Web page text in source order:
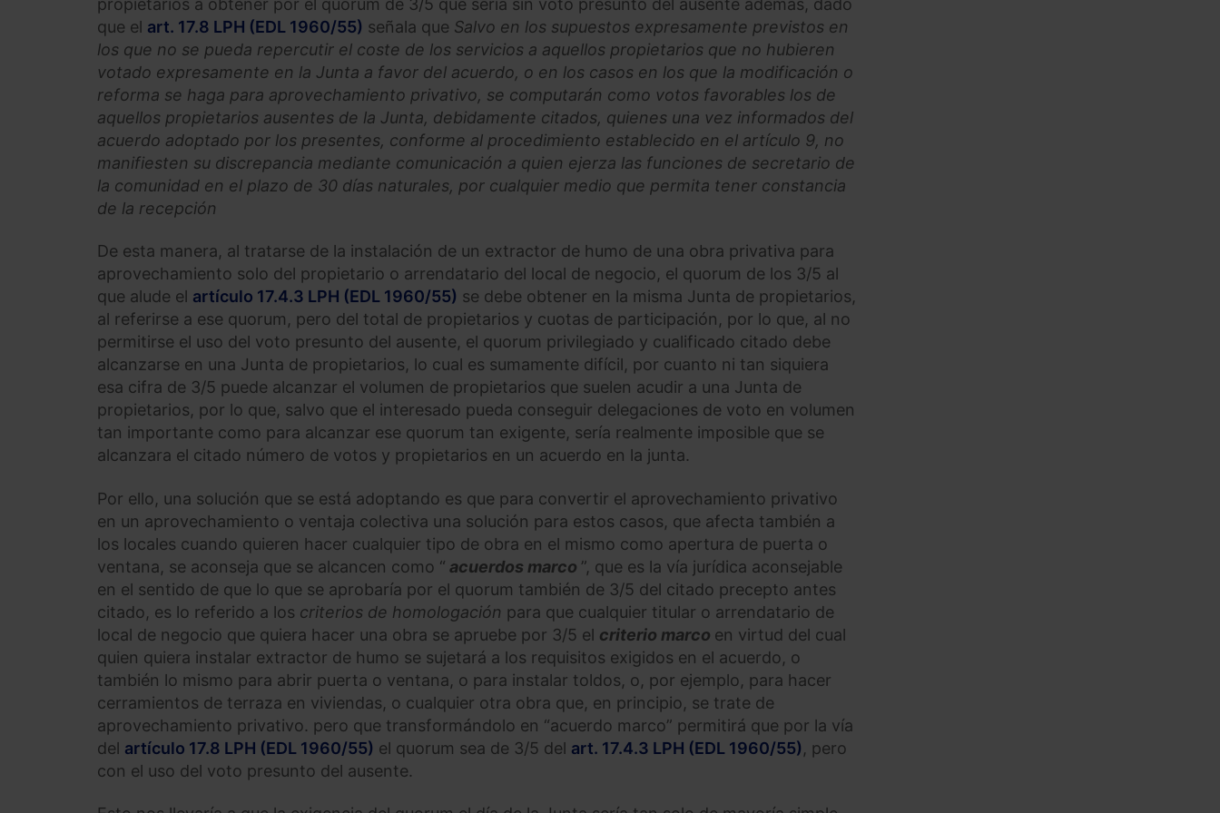
propietarios a obtener por el quorum de 3/5 que sería sin voto presunto del ausente además, dado
que el art. 17.8 LPH (EDL 1960/55) señala que Salvo en los supuestos expresamente previstos en
los que no se pueda repercutir el coste de los servicios a aquellos propietarios que no hubieren
votado expresamente en la Junta a favor del acuerdo, o en los casos en los que la modificación o
reforma se haga para aprovechamiento privativo, se computarán como votos favorables los de
aquellos propietarios ausentes de la Junta, debidamente citados, quienes una vez informados del
acuerdo adoptado por los presentes, conforme al procedimiento establecido en el artículo 9, no
manifiesten su discrepancia mediante comunicación a quien ejerza las funciones de secretario de
la comunidad en el plazo de 30 días naturales, por cualquier medio que permita tener constancia
de la recepción
De esta manera, al tratarse de la instalación de un extractor de humo de una obra privativa para
aprovechamiento solo del propietario o arrendatario del local de negocio, el quorum de los 3/5 al
que alude el artículo 17.4.3 LPH (EDL 1960/55) se debe obtener en la misma Junta de propietarios,
al referirse a ese quorum, pero del total de propietarios y cuotas de participación, por lo que, al no
permitirse el uso del voto presunto del ausente, el quorum privilegiado y cualificado citado debe
alcanzarse en una Junta de propietarios, lo cual es sumamente difícil, por cuanto ni tan siquiera
esa cifra de 3/5 puede alcanzar el volumen de propietarios que suelen acudir a una Junta de
propietarios, por lo que, salvo que el interesado pueda conseguir delegaciones de voto en volumen
tan importante como para alcanzar ese quorum tan exigente, sería realmente imposible que se
alcanzara el citado número de votos y propietarios en un acuerdo en la junta.
Por ello, una solución que se está adoptando es que para convertir el aprovechamiento privativo
en un aprovechamiento o ventaja colectiva una solución para estos casos, que afecta también a
los locales cuando quieren hacer cualquier tipo de obra en el mismo como apertura de puerta o
ventana, se aconseja que se alcancen como “ acuerdos marco ”, que es la vía jurídica aconsejable
en el sentido de que lo que se aprobaría por el quorum también de 3/5 del citado precepto antes
citado, es lo referido a los criterios de homologación para que cualquier titular o arrendatario de
local de negocio que quiera hacer una obra se apruebe por 3/5 el criterio marco en virtud del cual
quien quiera instalar extractor de humo se sujetará a los requisitos exigidos en el acuerdo, o
también lo mismo para abrir puerta o ventana, o para instalar toldos, o, por ejemplo, para hacer
cerramientos de terraza en viviendas, o cualquier otra obra que, en principio, se trate de
aprovechamiento privativo. pero que transformándolo en “acuerdo marco” permitirá que por la vía
del artículo 17.8 LPH (EDL 1960/55) el quorum sea de 3/5 del art. 17.4.3 LPH (EDL 1960/55), pero
con el uso del voto presunto del ausente.